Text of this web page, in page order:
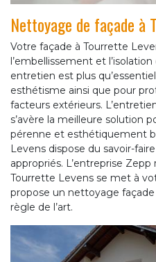
Nettoyage de façade à
Votre façade à Tourrette
l’embellissement et
entretien est plus
esthétisme ainsi que pour
facteurs extérieurs.
s’avère la meilleure solution
pérenne et esthétiquement
Levens dispose du savoir-
appropriés. L’entreprise
Tourrette Levens se met à
propose un nettoyage
règle de l’art.